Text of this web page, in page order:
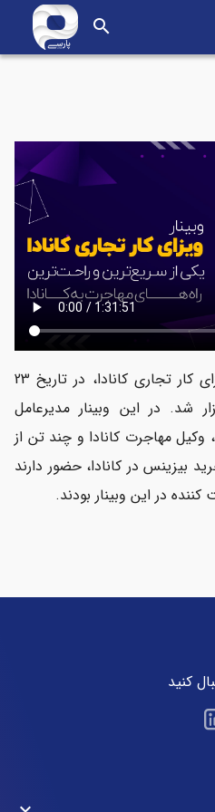
search
وبینار مهاجرتی با موضوع ویزای کار تجاری کانادا، در تاریخ 23
ماه سال 1401 برگزار شد. در این وبینار مدیرعامل
مهاجرت کانادا و چند تن از
بیزینس در کانادا، حضور دارند
در این وبینار بودند.
کنید